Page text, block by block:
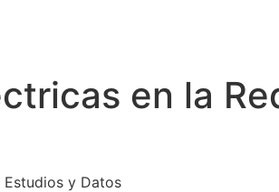
en la
Estudios y Datos